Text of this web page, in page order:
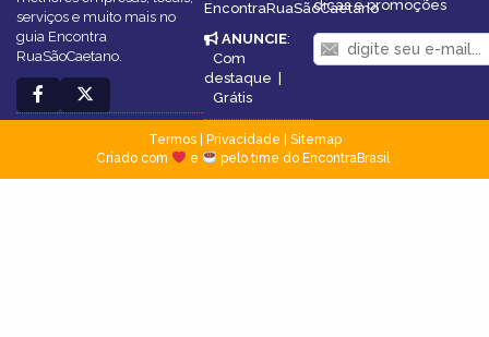
serviços e muito mais no
guia Encontra
RuaSãoCaetano.
EncontraRuaSãoCaetano
ANUNCIE:
Com
destaque |
Grátis
dicas e promoções
Termos| Privacidade
Sitemap
Criado com
e pelo time do EncontraBrasil